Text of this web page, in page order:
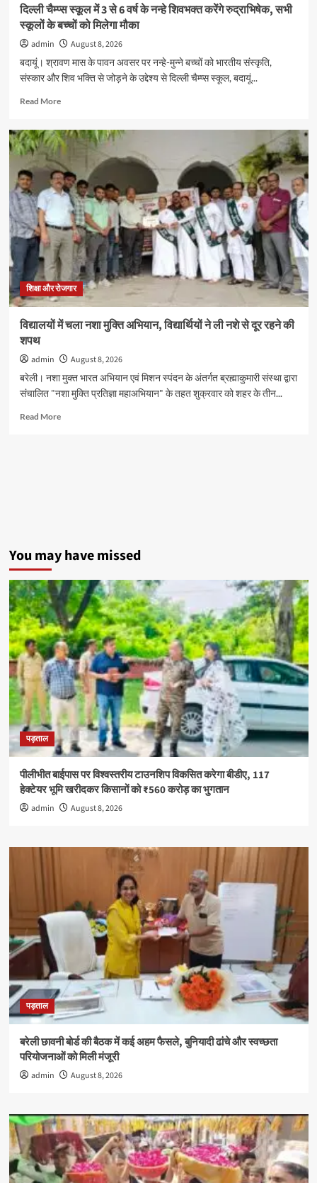
सरस्वती
विद्या
मंदिर
कॉलेज
में
दिल्ली चैम्प्स स्कूल में 3 से 6 वर्ष के नन्हे शिवभक्त करेंगे रुद्राभिषेक, सभी
स्कूलों के बच्चों को मिलेगा मौका
admin
August 8, 2026
बदायूं। श्रावण मास के पावन अवसर पर नन्हे-मुन्ने बच्चों को भारतीय संस्कृति,
संस्कार और शिव भक्ति से जोड़ने के उद्देश्य से दिल्ली चैम्प्स स्कूल, बदायूं...
Read MoreRead
दिल्ली
चैम्प्स
स्कूल
में
3
6
वर्ष
के
नन्हे
शिवभक्त
करेंगे
रुद्राभिषेक,
स्कूलों
बच्चों
मिलेगा
मौका
शिक्षा और रोजगार
विद्यालयों में चला नशा मुक्ति अभियान, विद्यार्थियों ने ली नशे से दूर रहने की
शपथ
admin
August 8, 2026
बरेली। नशा मुक्त भारत अभियान एवं मिशन स्पंदन के अंतर्गत ब्रह्माकुमारी संस्था द्वारा
संचालित "नशा मुक्ति प्रतिज्ञा महाअभियान" के तहत शुक्रवार को शहर के तीन...
Read MoreRead
ली
से
दूर
रहने
की
शपथ
You may have missed
पड़ताल
पीलीभीत बाईपास पर विश्वस्तरीय टाउनशिप विकसित करेगा बीडीए, 117
हेक्टेयर भूमि खरीदकर किसानों को ₹560 करोड़ का भुगतान
admin August 8, 2026
पड़ताल
बरेली छावनी बोर्ड की बैठक में कई अहम फैसले, बुनियादी ढांचे और स्वच्छता
परियोजनाओं को मिली मंजूरी
admin August 8, 2026